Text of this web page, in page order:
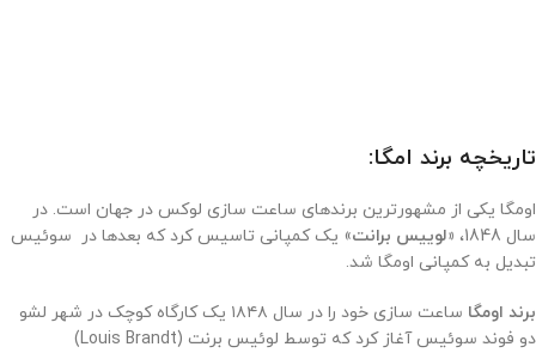
تاریخچه برند امگا:
اومگا یکی از مشهورترین برندهای ساعت سازی لوکس در جهان است. در
سال 1848،
«لوییس برانت» یک کمپانی تاسیس کرد که بعدها در سوئیس
تبدیل به کمپانی اومگا شد.
برند اومگا
ساعت‌ سازی خود را در سال ۱۸۴۸ یک کارگاه کوچک در شهر لشو
دو فوند سوئیس آغاز کرد که توسط لوئیس برنت (Louis Brandt)